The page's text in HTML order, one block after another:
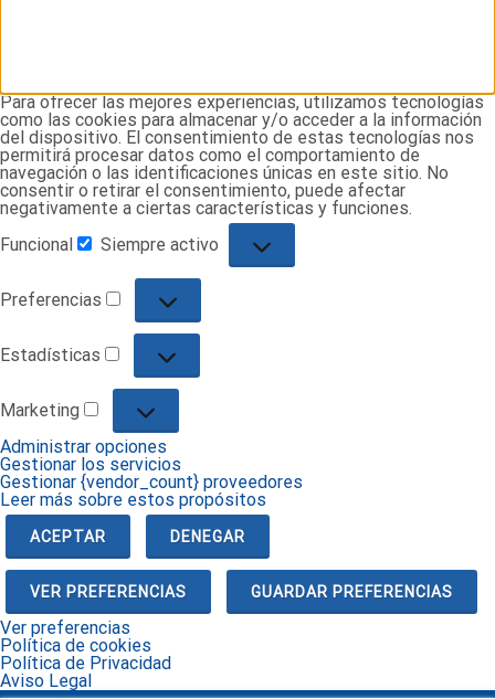
Para ofrecer las mejores experiencias, utilizamos tecnologías
como las cookies para almacenar y/o acceder a la información
del dispositivo. El consentimiento de estas tecnologías nos
permitirá procesar datos como el comportamiento de
navegación o las identificaciones únicas en este sitio. No
consentir o retirar el consentimiento, puede afectar
negativamente a ciertas características y funciones.
Funcional
Funcional
Siempre activo
Preferencias
Preferencias
Estadísticas
Estadísticas
Marketing
Marketing
Administrar opciones
Gestionar los servicios
Gestionar {vendor_count} proveedores
Leer más sobre estos propósitos
ACEPTAR DENEGAR
VER PREFERENCIAS GUARDAR PREFERENCIAS
Ver preferencias
Política de cookies
Política de Privacidad
Aviso Legal